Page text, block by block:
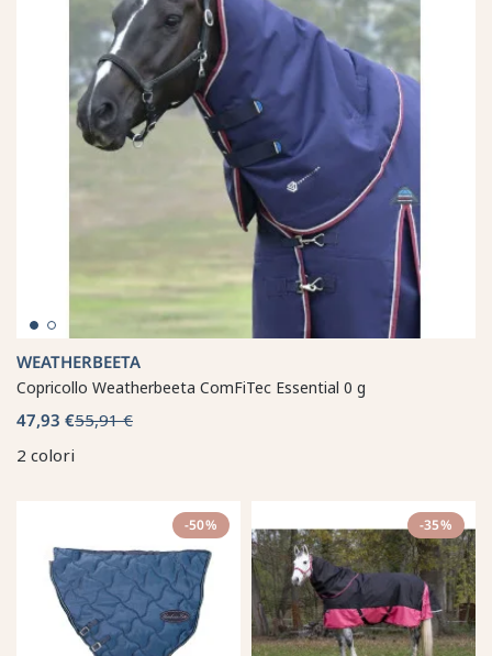
WEATHERBEETA
Copricollo Weatherbeeta ComFiTec Essential 0 g
47,93 €55,91 €
2 colori
-50% -35%